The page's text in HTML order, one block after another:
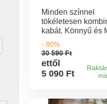
Minden színnel
tökéletesen
kabát. Könnyű és
anyag. Kétirányú
Műszőrmével
kapucni. Praktikus
zsebek cipzárral.
kb. 75 cm.
- 80%
30 590 Ft
ettől
5 090 Ft